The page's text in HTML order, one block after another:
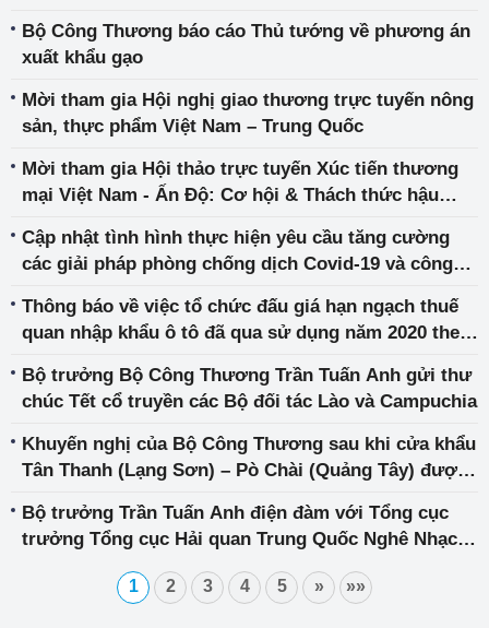
Bộ Công Thương báo cáo Thủ tướng về phương án
xuất khẩu gạo
Mời tham gia Hội nghị giao thương trực tuyến nông
sản, thực phẩm Việt Nam – Trung Quốc
Mời tham gia Hội thảo trực tuyến Xúc tiến thương
mại Việt Nam - Ấn Độ: Cơ hội & Thách thức hậu
Cập nhật tình hình thực hiện yêu cầu tăng cường
các giải pháp phòng chống dịch Covid-19 và công
dịch của các Sàn TMĐT (tuần từ 17 - 22/4/2020)
Thông báo về việc tổ chức đấu giá hạn ngạch thuế
quan nhập khẩu ô tô đã qua sử dụng năm 2020 theo
Bộ trưởng Bộ Công Thương Trần Tuấn Anh gửi thư
chúc Tết cổ truyền các Bộ đối tác Lào và Campuchia
Khuyến nghị của Bộ Công Thương sau khi cửa khẩu
Tân Thanh (Lạng Sơn) – Pò Chài (Quảng Tây) được
Bộ trưởng Trần Tuấn Anh điện đàm với Tổng cục
trưởng Tổng cục Hải quan Trung Quốc Nghê Nhạc
Chung Sơn 1 2 3 4 5 » »»